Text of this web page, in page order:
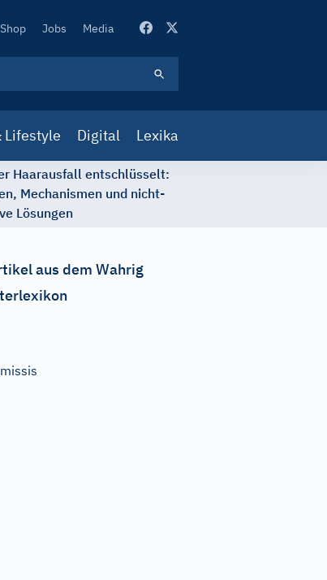
Secondary
Shop Jobs Media
Lifestyle Digital Lexika
Haarausfall entschlüsselt:
Mechanismen und nicht-
Lösungen
aus dem Wahrig